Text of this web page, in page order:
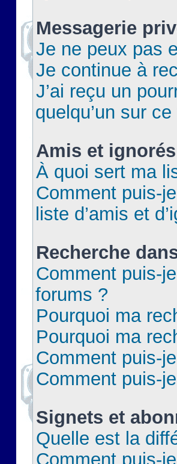
Messagerie
Je ne peux pas
Je continue à
J’ai reçu un
quelqu’un sur
Amis et ignorés
À quoi sert ma
Comment puis-
liste d’amis et
Recherche
Comment puis-
forums ?
Pourquoi ma
Pourquoi ma
Comment puis-
Comment puis-
Signets et
Quelle est la
Comment puis-